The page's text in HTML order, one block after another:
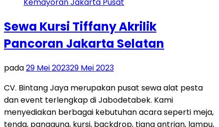
Sewa Kursi Tiffany Akrilik
Pancoran Jakarta Selatan
pada29 Mei 202329 Mei 2023
CV. Bintang Jaya merupakan pusat sewa alat pesta
dan event terlengkap di Jabodetabek. Kami
menyediakan berbagai kebutuhan acara seperti meja,
tenda, panggung, kursi, backdrop, tiang antrian, lampu,